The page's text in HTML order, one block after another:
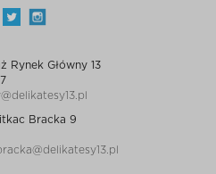
Rynek Główny 13
Bracka 9